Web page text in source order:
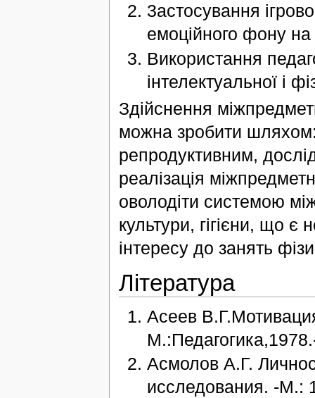
3астосування
емоційного фону на
Використання
інтелектуальної і
Здійснення
можна зробити
репродуктивним,
реалізація
оволодіти системою
культури, гігієни, що
інтересу до занять
Література
Асеев
Асмолов А.Г.
исследования. -М.: